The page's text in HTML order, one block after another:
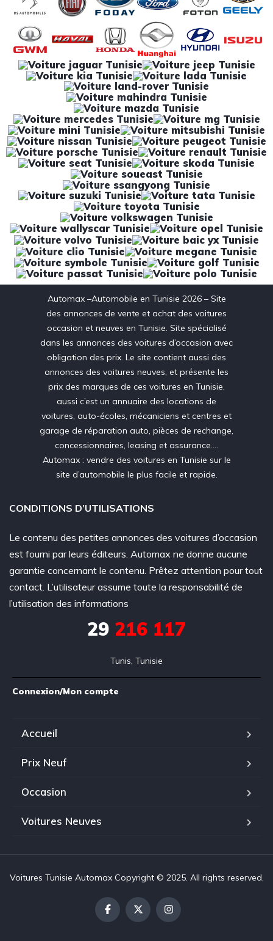
Automax –Automobile en Tunisie 2026 – Site
des annonces de vente et achat des voitures
occasion et neuves en Tunisie. Site spécialisé
dans les annonces des voitures d’occasion avec
obligation des prix. Le site contient aussi des
annonces des voitures neuves, et présente les
prix des marques de ces voitures en Tunisie,
aussi c’est un annuaire des locations de
voitures, auto-écoles, mécaniciens et centres et
garage de réparation auto, pièces de rechange,
concessionnaires, leasing et assurance….
Automax : vendre des voitures en Tunisie sur le
site d’automobile le plus facile et rapide.
CONDITIONS D’UTILISATIONS
Le contenu des petites annonces des voitures d’occasion
est fourni par leurs éditeurs. Automax ne donne aucune
garantie concernant le contenu. Prêtez attention pour tout
contact. L’utilisateur assume toute la responsabilité de
l’utilisation des informations
29 216 117
Tunis, Tunisie
Connexion/Mon compte
Accueil
Prix Neuf
Occasion
Voitures Neuves
Voitures Tunisie Automax Copyright © 2025. All rights reserved.